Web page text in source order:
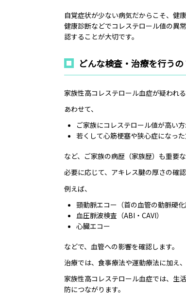
自覚症状が少ない病気だからこそ、健
健康診断などでコレステロール値の異
認することが大切です。
どんな検査・治療を行うの
家族性高コレステロール血症が疑われ
あわせて、
ご家族にコレステロール値が高い
若くして心筋梗塞や狭心症になっ
など、ご家族の病歴（家族歴）も重要
必要に応じて、アキレス腱の厚さの確
例えば、
頸動脈エコー（首の血管の動脈硬化
血圧脈波検査（ABI・CAVI）
心臓エコー
などで、血管への影響を確認します。
治療では、食事療法や運動療法に加え
家族性高コレステロール血症では、生
防につながります。